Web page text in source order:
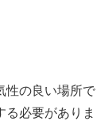
性の良い場所で
必要がありま